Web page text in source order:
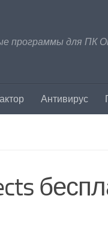
программы для ПК
Антивирус